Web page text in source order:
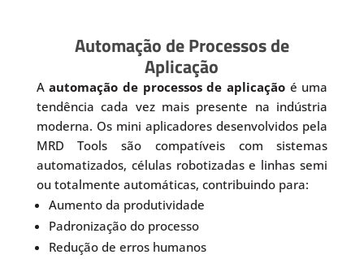
Automação de Processos de
Aplicação
Aautomação de processos de aplicaçãoé uma
tendência cada vez mais presente na indústria
moderna. Os mini aplicadores desenvolvidos pela
MRD Tools são compatíveis com sistemas
automatizados, células robotizadas e linhas semi
ou totalmente automáticas, contribuindo para:
Aumento da produtividade
Padronização do processo
Redução de erros humanos